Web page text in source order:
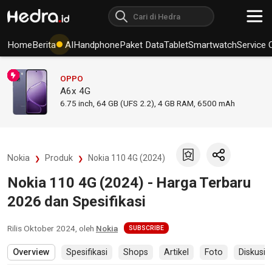
HomeBerita AIHandphonePaket DataTabletSmartwatchService
OPPO
A6x 4G
6.75 inch, 64 GB (UFS 2.2), 4 GB RAM 6500 mAh
Nokia Produk Nokia 110 4G (2024)
Nokia 110 4G (2024) - Harga Terbaru
2026 dan Spesifikasi
RilisOktober 2024 , oleh Nokia SUBSCRIBE
Overview Spesifikasi Shops Artikel Foto Diskusi